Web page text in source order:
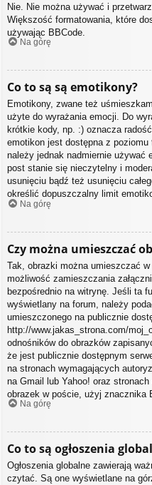
Nie. Nie można używać i
Większość formatowania, które
używając BBCode.
Na górę
Co to są są emotikony?
Emotikony, zwane też
użyte do wyrażania emocji. Do
krótkie kody, np. :) oznacza
emotikon jest dostępna z
należy jednak nadmiernie używać
post stanie się nieczytelny i
usunięciu bądź też usunięciu
określić dopuszczalny limit
Na górę
Czy można umieszczać
Tak, obrazki można umieszczać
możliwość zamieszczania
bezpośrednio na witrynę. Jeśli ta
wyświetlany na forum, należy
umieszczonego na publicznie
http://www.jakas_strona.com/
odnośników do obrazków
że jest publicznie dostępnym
na stronach wymagających
na Gmail lub Yahoo! oraz
obrazek w poście, użyj znacznika
Na górę
Co to są ogłoszenia
Ogłoszenia globalne zawierają
czytać. Są one wyświetlane na